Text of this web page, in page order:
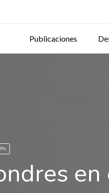
Publicaciones
en